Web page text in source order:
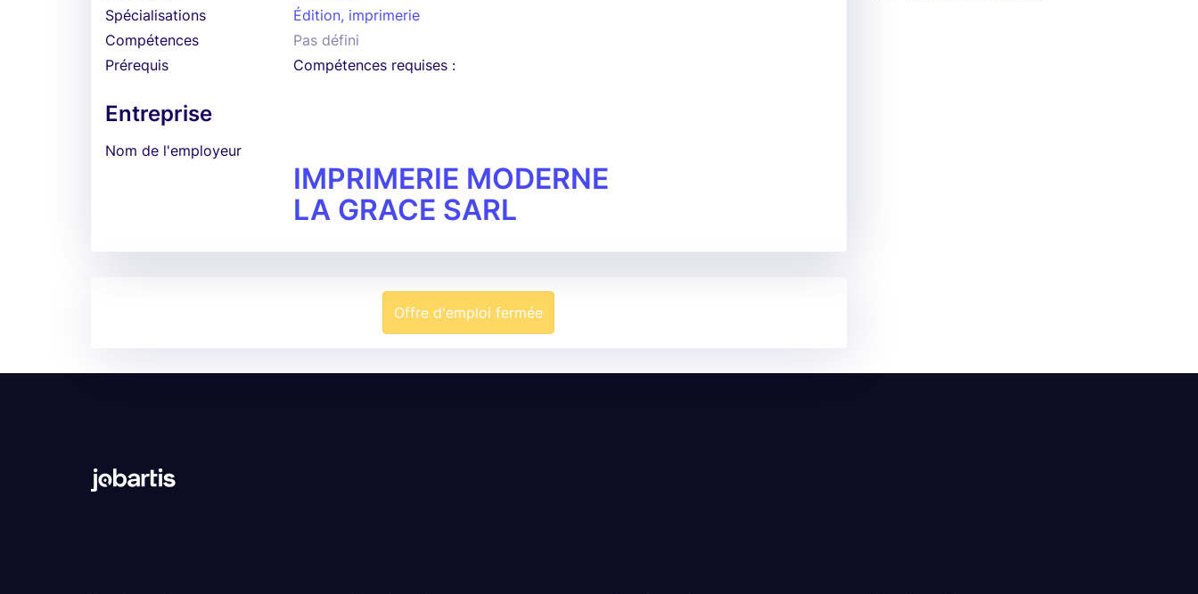
Spécialisations
Édition, imprimerie
Compétences
Pas défini
Prérequis
Compétences requises :
Entreprise
Nom de l'employeur
IMPRIMERIE MODERNE
LA GRACE SARL
Offre d'emploi fermée